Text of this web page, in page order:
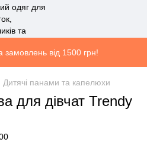
замовлень від 1500 грн!
Дитячі панами та капелюхи
для дівчат Trendy